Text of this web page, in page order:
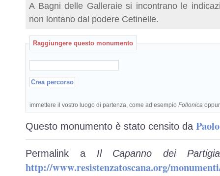
A Bagni delle Galleraie si incontrano le
non lontano dal podere Cetinelle.
Raggiungere questo monumento
immettere il vostro luogo di partenza, come ad esempio Follonica
Questo monumento è stato censito da
Permalink a Il Capanno dei
http://www.resistenzatoscana.org/